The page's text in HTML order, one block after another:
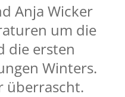
Anja Wicker
um die
die ersten
Winters.
überrascht.